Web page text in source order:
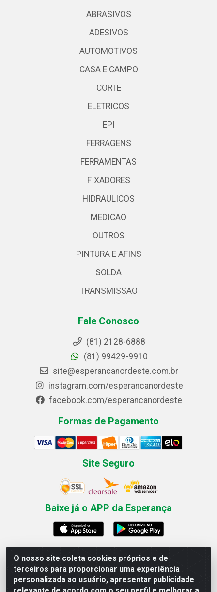
O nosso site coleta cookies próprios e de
terceiros para proporcionar uma experiência
personalizada ao usuário, apresentar publicidade
ABRASIVOS
ADESIVOS
AUTOMOTIVOS
CASA E CAMPO
CORTE
ELETRICOS
EPI
FERRAGENS
FERRAMENTAS
FIXADORES
HIDRAULICOS
MEDICAO
OUTROS
PINTURA E AFINS
SOLDA
TRANSMISSAO
Fale Conosco
(81) 2128-6888
(81) 99429-9910
site@esperancanordeste.com.br
instagram.com/esperancanordeste
facebook.com/esperancanordeste
Formas de Pagamento
Site Seguro
Baixe já o APP da Esperança
Esperança Nordeste - Rua Professor Caldas Filho, 291 -
Estância - Recife / PE CEP: 50771-335 - CNPJ
03.666.136/0001-23